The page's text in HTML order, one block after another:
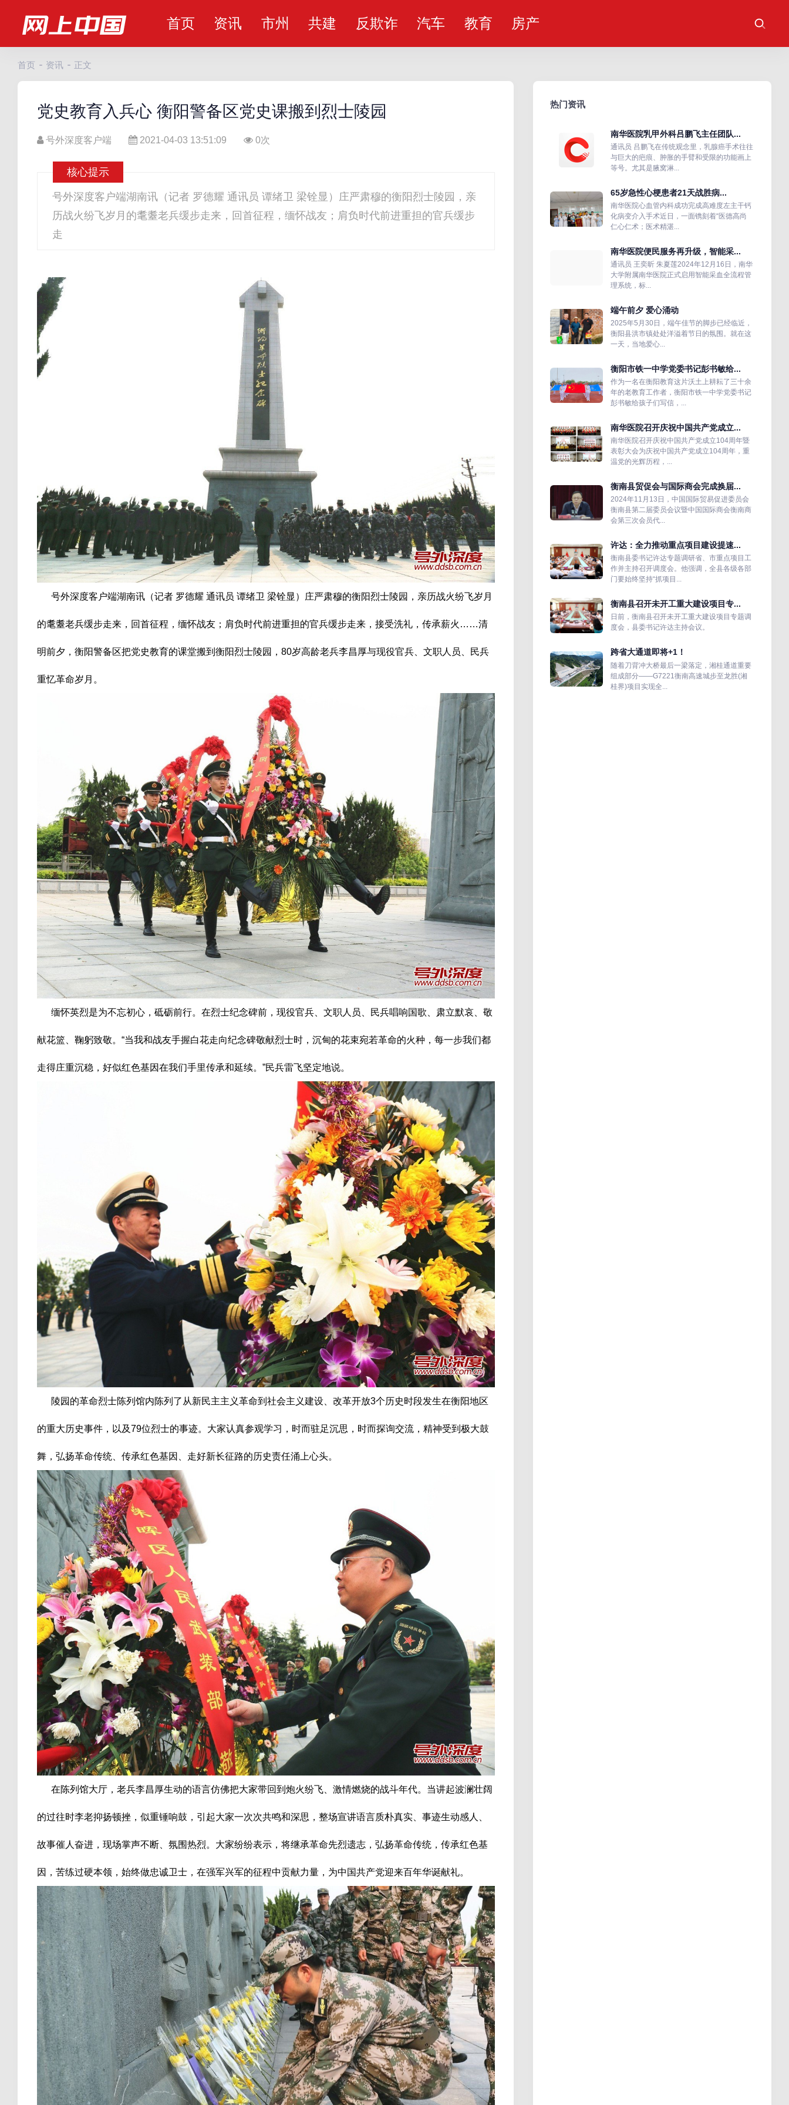
首页 资讯 市州 共建 反欺诈 汽车 教育 房产
首页 资讯 正文
党史教育入兵心 衡阳警备区党史课搬到烈士陵园
号外深度客户端 2021-04-03 13:51:09 0次
核心提示
号外深度客户端湖南讯（记者 罗德耀 通讯员 谭绪卫 梁铨显）庄严肃穆的衡阳烈士陵园，亲
历战火纷飞岁月的耄耋老兵缓步走来，回首征程，缅怀战友；肩负时代前进重担的官兵缓步
走
号外深度客户端湖南讯（记者 罗德耀 通讯员 谭绪卫 梁铨显）庄严肃穆的衡阳烈士陵园，亲历战火纷飞岁月
的耄耋老兵缓步走来，回首征程，缅怀战友；肩负时代前进重担的官兵缓步走来，接受洗礼，传承薪火……清
明前夕，衡阳警备区把党史教育的课堂搬到衡阳烈士陵园，80岁高龄老兵李昌厚与现役官兵、文职人员、民兵
重忆革命岁月。
缅怀英烈是为不忘初心，砥砺前行。在烈士纪念碑前，现役官兵、文职人员、民兵唱响国歌、肃立默哀、敬
献花篮、鞠躬致敬。“当我和战友手握白花走向纪念碑敬献烈士时，沉甸的花束宛若革命的火种，每一步我们都
走得庄重沉稳，好似红色基因在我们手里传承和延续。”民兵雷飞坚定地说。
陵园的革命烈士陈列馆内陈列了从新民主主义革命到社会主义建设、改革开放3个历史时段发生在衡阳地区
的重大历史事件，以及79位烈士的事迹。大家认真参观学习，时而驻足沉思，时而探询交流，精神受到极大鼓
舞，弘扬革命传统、传承红色基因、走好新长征路的历史责任涌上心头。
在陈列馆大厅，老兵李昌厚生动的语言仿佛把大家带回到炮火纷飞、激情燃烧的战斗年代。当讲起波澜壮阔
的过往时李老抑扬顿挫，似重锤响鼓，引起大家一次次共鸣和深思，整场宣讲语言质朴真实、事迹生动感人、
故事催人奋进，现场掌声不断、氛围热烈。大家纷纷表示，将继承革命先烈遗志，弘扬革命传统，传承红色基
因，苦练过硬本领，始终做忠诚卫士，在强军兴军的征程中贡献力量，为中国共产党迎来百年华诞献礼。
热门资讯
南华医院乳甲外科吕鹏飞主任团队...
通讯员 吕鹏飞在传统观念里，乳腺癌手术往往
与巨大的疤痕、肿胀的手臂和受限的功能画上
等号。尤其是腋窝淋...
65岁急性心梗患者21天战胜病...
南华医院心血管内科成功完成高难度左主干钙
化病变介入手术近日，一面镌刻着“医德高尚
仁心仁术；医术精湛...
南华医院便民服务再升级，智能采...
通讯员 王奕昕 朱夏莲2024年12月16日，南华
大学附属南华医院正式启用智能采血全流程管
理系统，标...
端午前夕 爱心涌动
2025年5月30日，端午佳节的脚步已经临近，
衡阳县洪市镇处处洋溢着节日的氛围。就在这
一天，当地爱心...
衡阳市铁一中学党委书记彭书敏给...
作为一名在衡阳教育这片沃土上耕耘了三十余
年的老教育工作者，衡阳市铁一中学党委书记
彭书敏给孩子们写信，...
南华医院召开庆祝中国共产党成立...
南华医院召开庆祝中国共产党成立104周年暨
表彰大会为庆祝中国共产党成立104周年，重
温党的光辉历程，...
衡南县贸促会与国际商会完成换届...
2024年11月13日，中国国际贸易促进委员会
衡南县第二届委员会议暨中国国际商会衡南商
会第三次会员代...
许达：全力推动重点项目建设提速...
衡南县委书记许达专题调研省、市重点项目工
作并主持召开调度会。他强调，全县各级各部
门要始终坚持“抓项目...
衡南县召开未开工重大建设项目专...
日前，衡南县召开未开工重大建设项目专题调
度会，县委书记许达主持会议。
跨省大通道即将+1！
随着刀背冲大桥最后一梁落定，湘桂通道重要
组成部分——G7221衡南高速城步至龙胜(湘
桂界)项目实现全...